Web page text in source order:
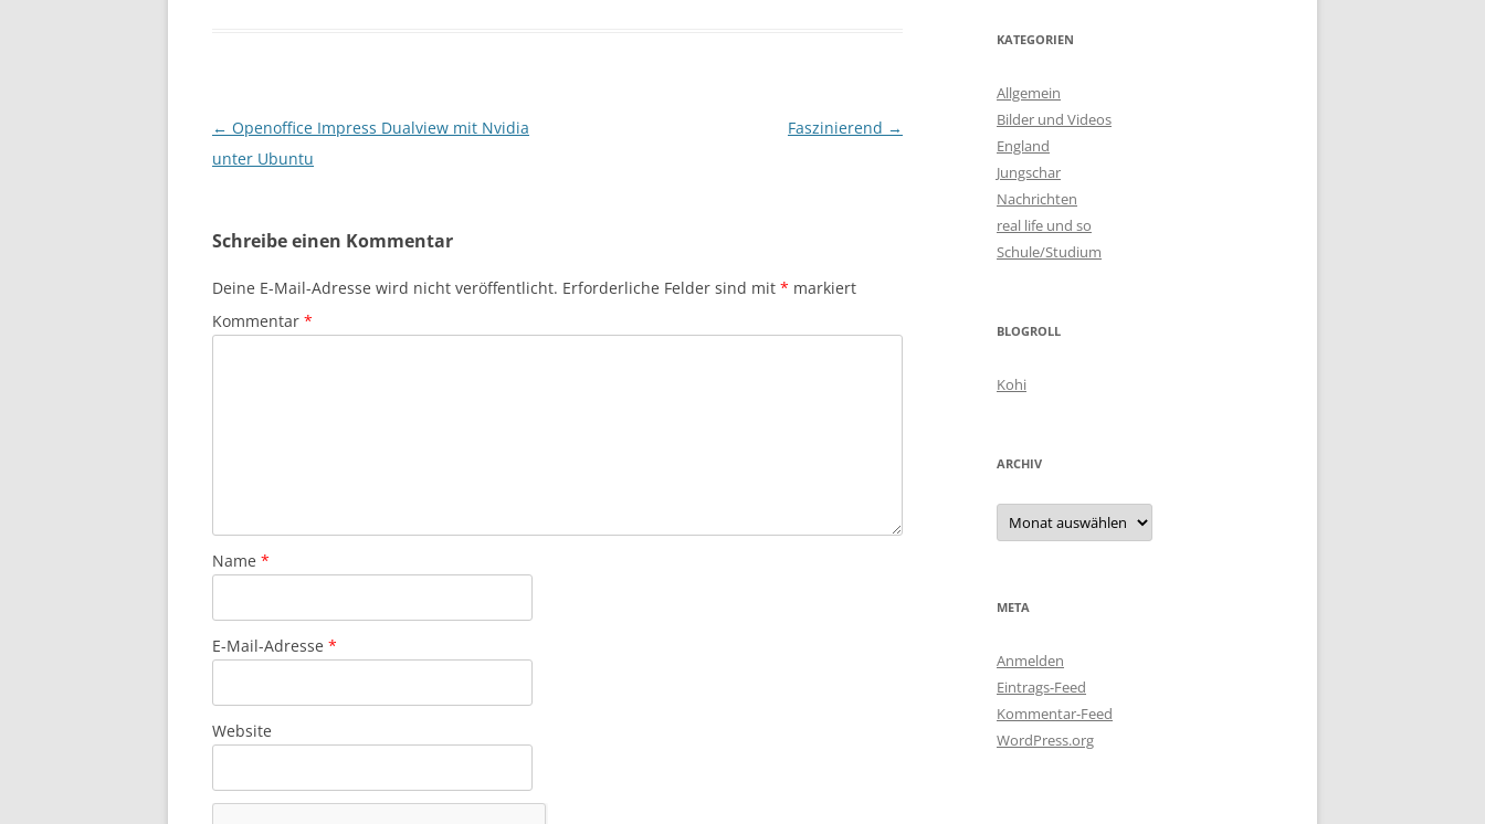
Beitragsnavigation
← Openoffice Impress Dualview mit Nvidia
unter Ubuntu
Faszinierend →
Schreibe einen Kommentar
Deine E-Mail-Adresse wird nicht veröffentlicht. Erforderliche Felder sind mit * markiert
Kommentar *
Name *
E-Mail-Adresse *
Website
KATEGORIEN
Allgemein
Bilder und Videos
England
Jungschar
Nachrichten
real life und so
Schule/Studium
BLOGROLL
Kohi
ARCHIV
Archiv
META
Anmelden
Eintrags-Feed
Kommentar-Feed
WordPress.org